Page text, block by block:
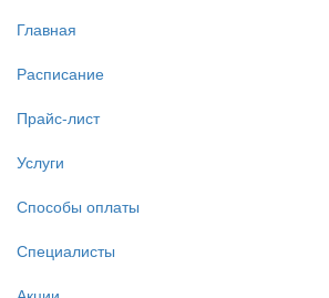
Главная
Расписание
Прайс-лист
Услуги
Способы оплаты
Специалисты